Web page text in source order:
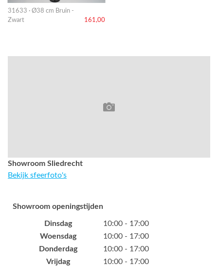
31633 · Ø38 cm Bruin -
Zwart
161,00
Showroom Sliedrecht
Bekijk sfeerfoto's
Showroom openingstijden
Dinsdag
10:00 - 17:00
Woensdag
10:00 - 17:00
Donderdag
10:00 - 17:00
Vrijdag
10:00 - 17:00